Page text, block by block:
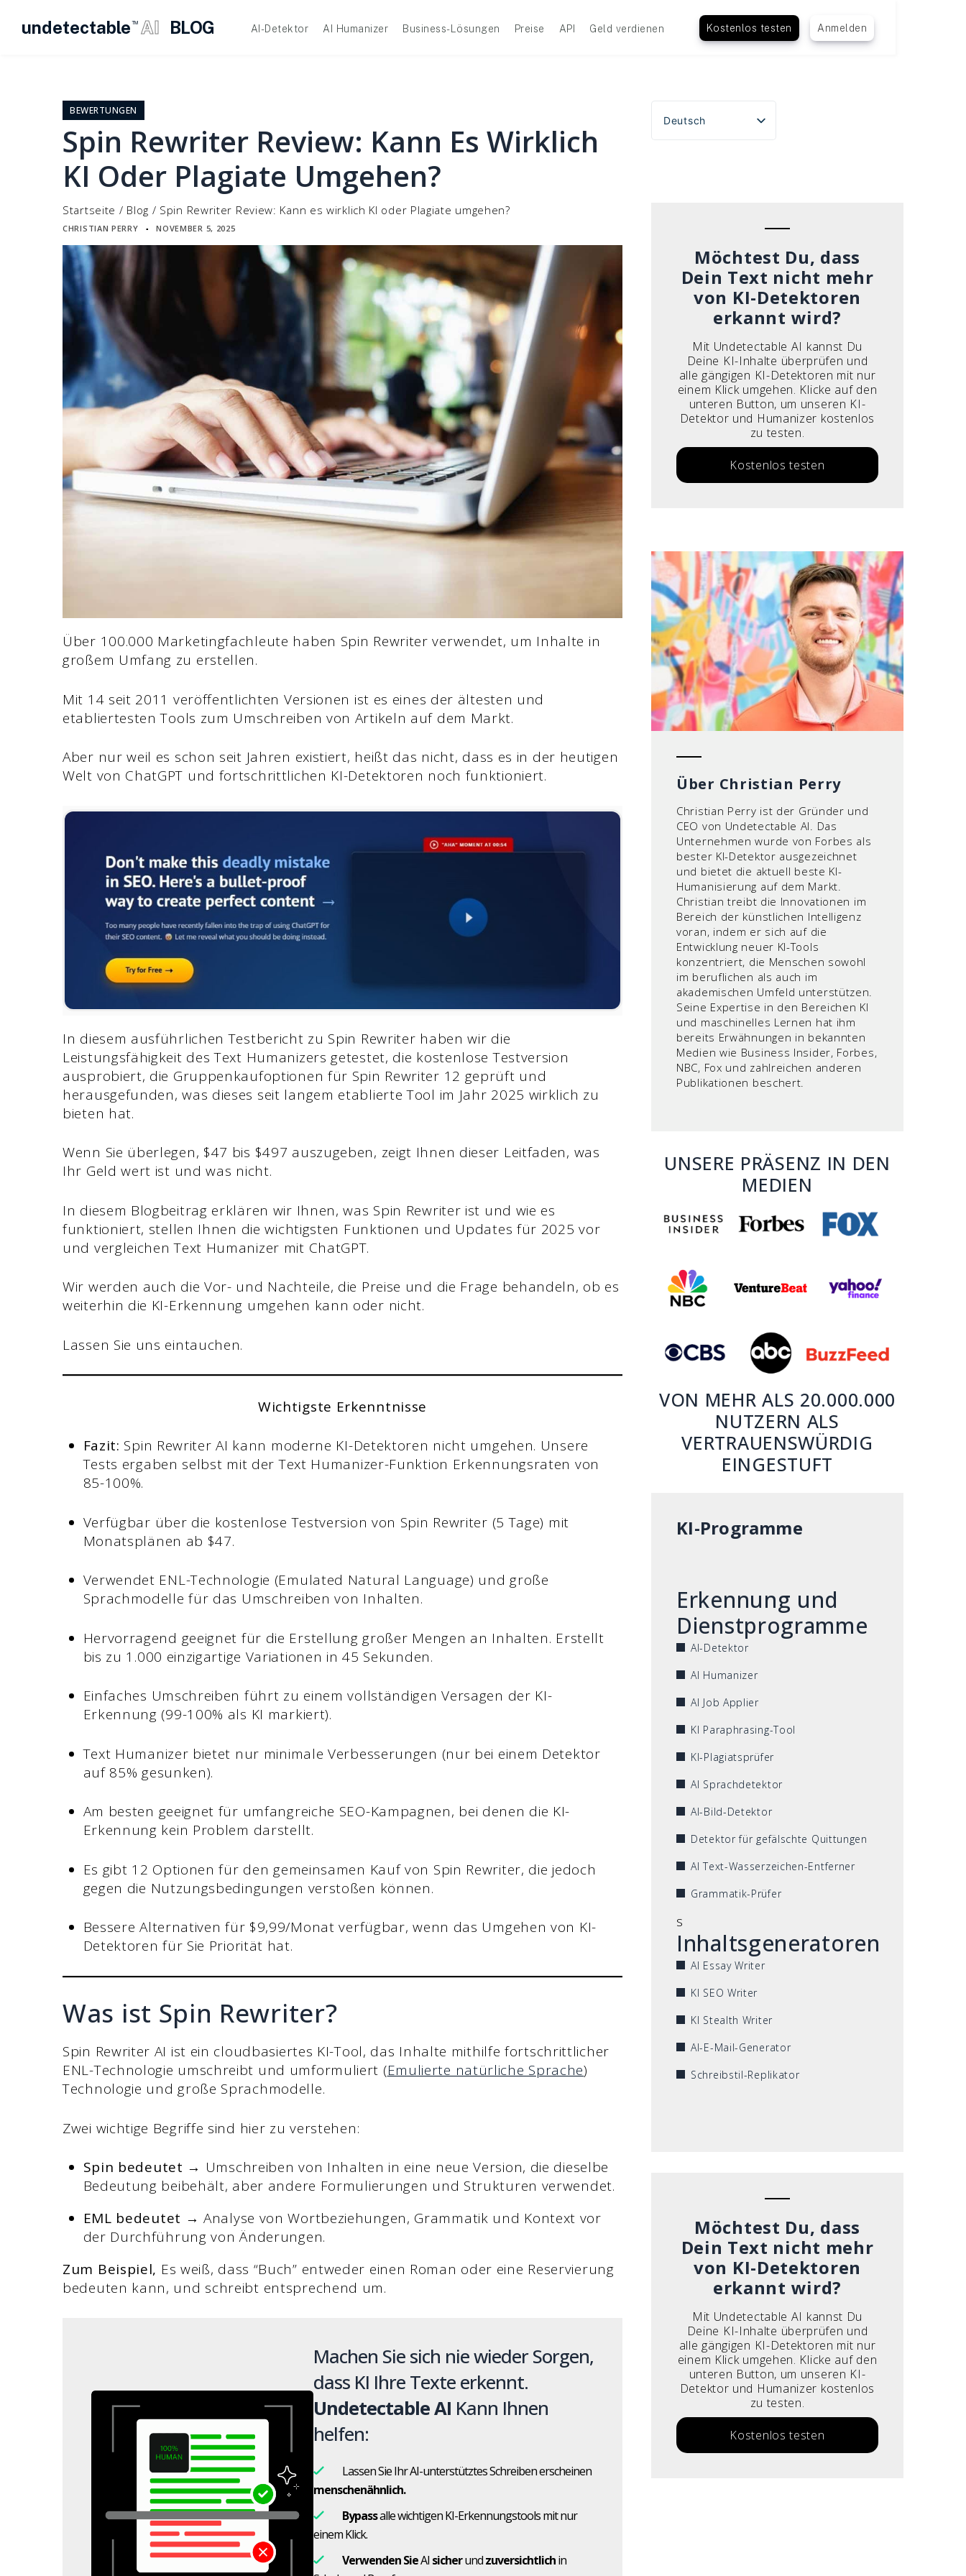
undetectable TM AI BLOG AI-Detektor AI Humanizer Business-Lösungen Preise API Geld verdienen Kostenlos testen Anmelden
BEWERTUNGEN
Spin Rewriter Review: Kann Es Wirklich
KI Oder Plagiate Umgehen?
Startseite / Blog / Spin Rewriter Review: Kann es wirklich KI oder Plagiate umgehen?
CHRISTIAN PERRY ▪ NOVEMBER 5, 2025
Über 100.000 Marketingfachleute haben Spin Rewriter verwendet, um Inhalte in
großem Umfang zu erstellen.
Mit 14 seit 2011 veröffentlichten Versionen ist es eines der ältesten und
etabliertesten Tools zum Umschreiben von Artikeln auf dem Markt.
Aber nur weil es schon seit Jahren existiert, heißt das nicht, dass es in der heutigen
Welt von ChatGPT und fortschrittlichen KI-Detektoren noch funktioniert.
In diesem ausführlichen Testbericht zu Spin Rewriter haben wir die
Leistungsfähigkeit des Text Humanizers getestet, die kostenlose Testversion
ausprobiert, die Gruppenkaufoptionen für Spin Rewriter 12 geprüft und
herausgefunden, was dieses seit langem etablierte Tool im Jahr 2025 wirklich zu
bieten hat.
Wenn Sie überlegen, $47 bis $497 auszugeben, zeigt Ihnen dieser Leitfaden, was
Ihr Geld wert ist und was nicht.
In diesem Blogbeitrag erklären wir Ihnen, was Spin Rewriter ist und wie es
funktioniert, stellen Ihnen die wichtigsten Funktionen und Updates für 2025 vor
und vergleichen Text Humanizer mit ChatGPT.
Wir werden auch die Vor- und Nachteile, die Preise und die Frage behandeln, ob es
weiterhin die KI-Erkennung umgehen kann oder nicht.
Lassen Sie uns eintauchen.
Wichtigste Erkenntnisse
Fazit: Spin Rewriter AI kann moderne KI-Detektoren nicht umgehen. Unsere
Tests ergaben selbst mit der Text Humanizer-Funktion Erkennungsraten von
85-100%.
Verfügbar über die kostenlose Testversion von Spin Rewriter (5 Tage) mit
Monatsplänen ab $47.
Verwendet ENL-Technologie (Emulated Natural Language) und große
Sprachmodelle für das Umschreiben von Inhalten.
Hervorragend geeignet für die Erstellung großer Mengen an Inhalten. Erstellt
bis zu 1.000 einzigartige Variationen in 45 Sekunden.
Einfaches Umschreiben führt zu einem vollständigen Versagen der KI-
Erkennung (99-100% als KI markiert).
Text Humanizer bietet nur minimale Verbesserungen (nur bei einem Detektor
auf 85% gesunken).
Am besten geeignet für umfangreiche SEO-Kampagnen, bei denen die KI-
Erkennung kein Problem darstellt.
Es gibt 12 Optionen für den gemeinsamen Kauf von Spin Rewriter, die jedoch
gegen die Nutzungsbedingungen verstoßen können.
Bessere Alternativen für $9,99/Monat verfügbar, wenn das Umgehen von KI-
Detektoren für Sie Priorität hat.
Was ist Spin Rewriter?
Spin Rewriter AI ist ein cloudbasiertes KI-Tool, das Inhalte mithilfe fortschrittlicher
ENL-Technologie umschreibt und umformuliert (Emulierte natürliche Sprache)
Technologie und große Sprachmodelle.
Zwei wichtige Begriffe sind hier zu verstehen:
Spin bedeutet → Umschreiben von Inhalten in eine neue Version, die dieselbe
Bedeutung beibehält, aber andere Formulierungen und Strukturen verwendet.
EML bedeutet → Analyse von Wortbeziehungen, Grammatik und Kontext vor
der Durchführung von Änderungen.
Zum Beispiel, Es weiß, dass “Buch” entweder einen Roman oder eine Reservierung
bedeuten kann, und schreibt entsprechend um.
Machen Sie sich nie wieder Sorgen,
dass KI Ihre Texte erkennt.
Undetectable AI Kann Ihnen
helfen:
Lassen Sie Ihr AI-unterstütztes Schreiben erscheinen
menschenähnlich.
Bypassalle wichtigen KI-Erkennungstools mit nur
einem Klick.
Verwenden SieAI sicherundzuversichtlichin
Deutsch
English
Möchtest Du, dass
Dein Text nicht mehr
von KI-Detektoren
erkannt wird?
Mit Undetectable AI kannst Du
Deine KI-Inhalte überprüfen und
alle gängigen KI-Detektoren mit nur
einem Klick umgehen. Klicke auf den
unteren Button, um unseren KI-
Detektor und Humanizer kostenlos
zu testen.
Kostenlos testen
Über Christian Perry
Christian Perry ist der Gründer und
CEO von Undetectable AI. Das
Unternehmen wurde von Forbes als
bester KI-Detektor ausgezeichnet
und bietet die aktuell beste KI-
Humanisierung auf dem Markt.
Christian treibt die Innovationen im
Bereich der künstlichen Intelligenz
voran, indem er sich auf die
Entwicklung neuer KI-Tools
konzentriert, die Menschen sowohl
im beruflichen als auch im
akademischen Umfeld unterstützen.
Seine Expertise in den Bereichen KI
und maschinelles Lernen hat ihm
bereits Erwähnungen in bekannten
Medien wie Business Insider, Forbes,
NBC, Fox und zahlreichen anderen
Publikationen beschert.
UNSERE PRÄSENZ IN DEN
MEDIEN
VON MEHR ALS 20.000.000
NUTZERN ALS
VERTRAUENSWÜRDIG
EINGESTUFT
KI-Programme
Erkennung und
Dienstprogramme
AI-Detektor
AI Humanizer
AI Job Applier
KI Paraphrasing-Tool
KI-Plagiatsprüfer
AI Sprachdetektor
AI-Bild-Detektor
Detektor für gefälschte Quittungen
AI Text-Wasserzeichen-Entferner
Grammatik-Prüfer
s
Inhaltsgeneratoren
AI Essay Writer
KI SEO Writer
KI Stealth Writer
AI-E-Mail-Generator
Schreibstil-Replikator
Möchtest Du, dass
Dein Text nicht mehr
von KI-Detektoren
erkannt wird?
Mit Undetectable AI kannst Du
Deine KI-Inhalte überprüfen und
alle gängigen KI-Detektoren mit nur
einem Klick umgehen. Klicke auf den
unteren Button, um unseren KI-
Detektor und Humanizer kostenlos
zu testen.
Kostenlos testen